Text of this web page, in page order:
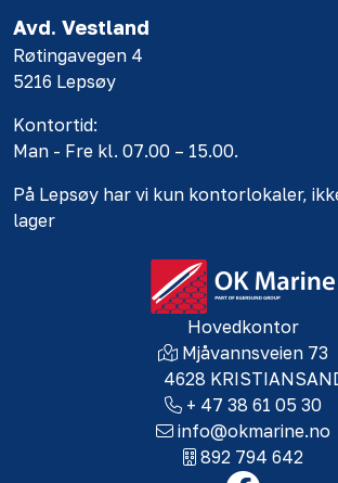
Avd. Vestland
Røtingavegen 4
5216 Lepsøy
Kontortid:
Man - Fre kl. 07.00 – 15.00.
På Lepsøy har vi kun kontorlokaler,
lager
Hovedkontor
Mjåvannsveien 73
4628
+ 47 38 61 05 30
info@okmarine.no
892 794 642